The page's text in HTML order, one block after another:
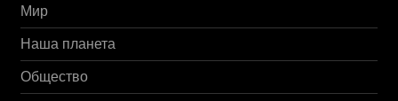
Мир
Наша планета
Общество